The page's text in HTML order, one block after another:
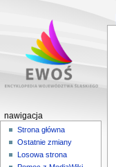
Mnawigacja
Strona główna
Ostatnie zmiany
Losowa strona